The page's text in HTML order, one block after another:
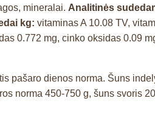
mineralai. Analitinės
kg: vitaminas A 10.08 TV,
0.772 mg, cinko oksidas 0.09
pašaro dienos norma. Šuns
norma 450-750 g, šuns svoris